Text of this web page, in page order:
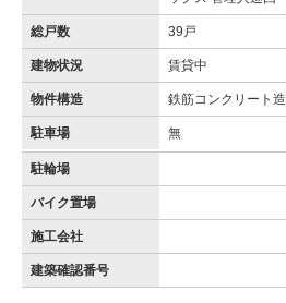
総戸数 39戸
建物状況 賃貸中
物件構造 鉄筋コンクリート造
駐車場 無
駐輪場
バイク置場
施工会社
建築確認番号